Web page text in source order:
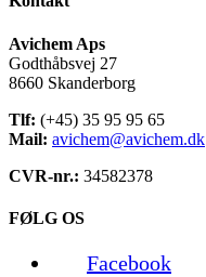
Avichem Aps
Godthåbsvej 27
8660 Skanderborg
Tlf: (+45) 35 95 95 65
Mail: avichem@avichem.dk
CVR-nr.: 34582378
FØLG OS
Facebook